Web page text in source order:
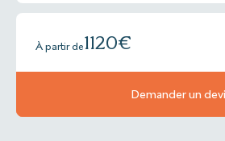
À partir de1120€
Demander un